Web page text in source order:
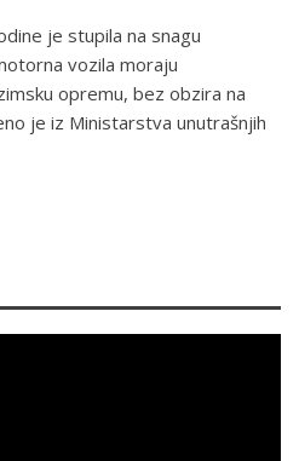
je stupila na snagu
vozila moraju
opremu, bez obzira na
je iz Ministarstva unutrašnjih